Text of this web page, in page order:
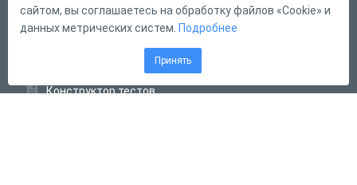
Форма обратной связи
Конструктор тестов
сайтом, вы соглашаетесь на обработку файлов «Cookie» и
данных метрических систем. Подробнее
Принять